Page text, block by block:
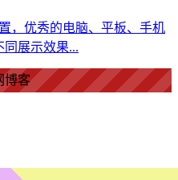
，优秀的电脑、平板、手机
展示效果...
博客
好了！
畅了！